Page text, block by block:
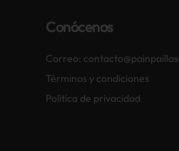
Conócenos
Correo:
Términos y condiciones
Política de privacidad